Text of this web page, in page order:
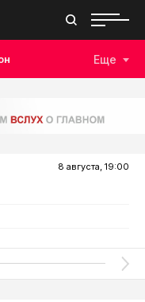
Еще
8 августа, 19:00